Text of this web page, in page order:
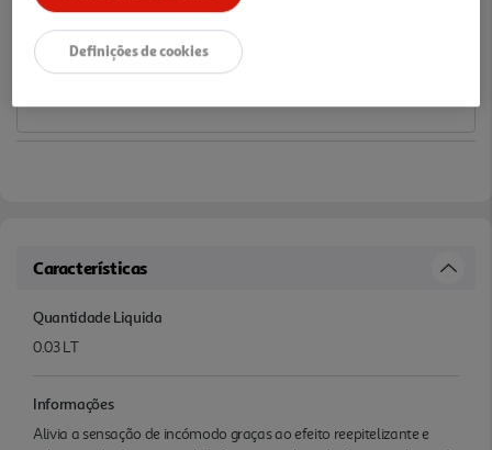
Notas de preparação
Características
Quantidade Liquida
0.03 LT
Informações
Alivia a sensação de incómodo graças ao efeito reepitelizante e
Definições de cookies